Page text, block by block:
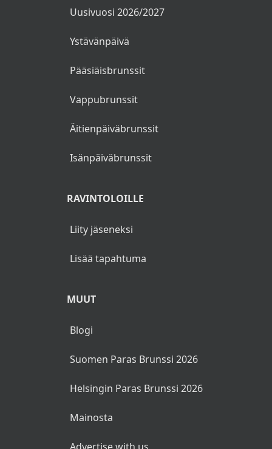
Uusivuosi 2026/2027
Ystävänpäivä
Pääsiäisbrunssit
Vappubrunssit
Äitienpäiväbrunssit
Isänpäiväbrunssit
RAVINTOLOILLE
Liity jäseneksi
Lisää tapahtuma
MUUT
Blogi
Suomen Paras Brunssi 2026
Helsingin Paras Brunssi 2026
Mainosta